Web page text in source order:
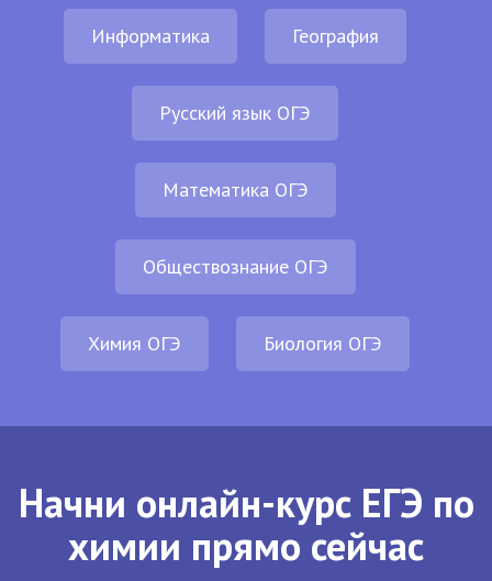
Информатика География
Русский язык ОГЭ
Математика ОГЭ
Обществознание ОГЭ
Химия ОГЭ Биология ОГЭ
Начни онлайн-курс ЕГЭ по
химии прямо сейчас